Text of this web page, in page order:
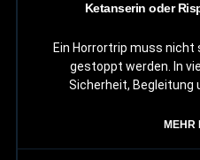
Ketanserin oder
Ein Horrortrip muss
gestoppt werden. In
Sicherheit, Begleitung
MEHR